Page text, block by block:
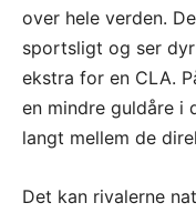
over hele verden.
sportsligt og ser
ekstra for en CLA.
en mindre guldåre i
langt mellem de
Det kan rivalerne